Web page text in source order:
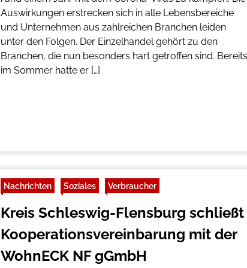
Auswirkungen erstrecken sich in alle Lebensbereiche
und Unternehmen aus zahlreichen Branchen leiden
unter den Folgen. Der Einzelhandel gehört zu den
Branchen, die nun besonders hart getroffen sind.
im Sommer hatte er […]
Nachrichten Soziales Verbraucher
Kreis Schleswig-Flensburg schließt
Kooperationsvereinbarung mit der
WohnECK NF gGmbH